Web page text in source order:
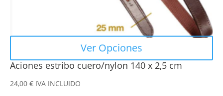
Aciones estribo cuero/nylon 140 x 2,5 cm
24,00 € IVA INCLUIDO
Ver Opciones